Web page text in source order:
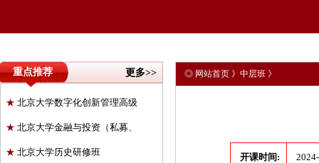
重点推荐 更多>>
★ 北京大学数字化创新管理高级
★ 北京大学金融与投资（私募、
★ 北京大学历史研修班
◎ 网站首页 》 中层班 》
开课时间: